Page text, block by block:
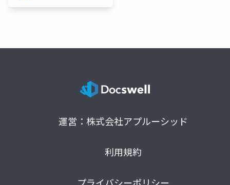
運営：株式会社アプルーシッド
利用規約
プライバシーポリシー